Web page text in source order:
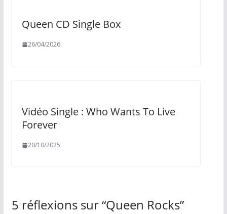
Queen CD Single Box
26/04/2026
Vidéo Single : Who Wants To Live
Forever
20/10/2025
5 réflexions sur “Queen Rocks”